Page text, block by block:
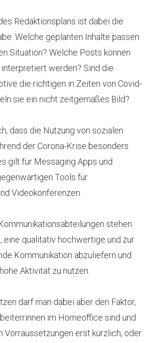
Redaktionsplans ist dabei die
Welche geplanten Inhalte passen
Situation? Welche Posts können
werden? Sind die
die richtigen in Zeiten von Covid-
sie ein nicht zeitgemäßes Bild?
dass die Nutzung von sozialen
der Corona-Krise besonders
gilt für Messaging Apps und
Tools für
Videokonferenzen.
stehen
eine qualitativ hochwertige und zur
Kommunikation abzuliefern und
Aktivität zu nutzen.
darf man dabei aber den Faktor,
im Homeoffice sind und
Vorraussetzungen erst kürzlich, oder